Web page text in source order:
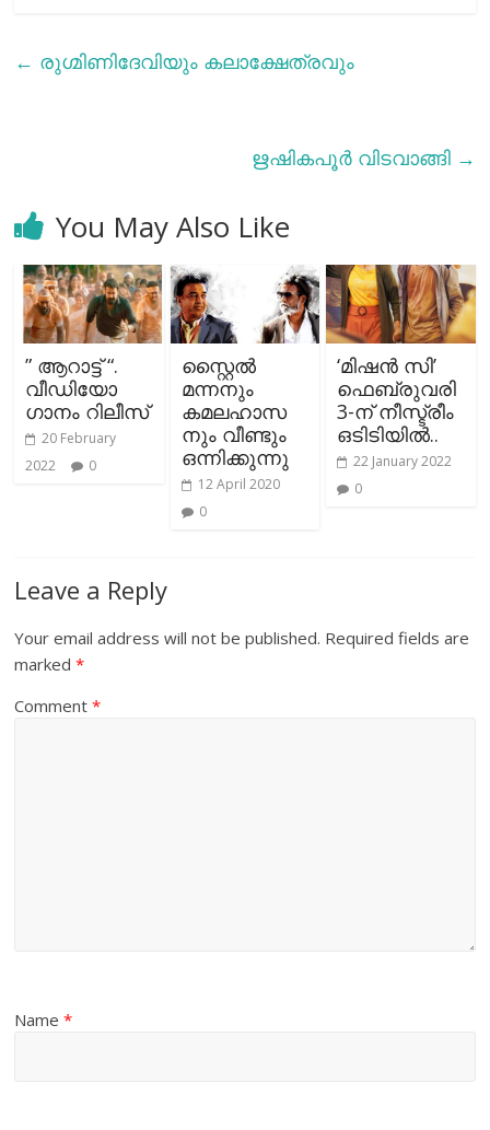
← രുഗ്മിണിദേവിയും കലാക്ഷേത്രവും
ഋഷികപൂര്‍ വിടവാങ്ങി →
You May Also Like
” ആറാട്ട് “.
വീഡിയോ
ഗാനം റിലീസ്
20 February
2022
0
സ്റ്റൈൽ
മന്നനും
കമലഹാസ
നും വീണ്ടും
ഒന്നിക്കുന്നു
12 April 2020
0
‘മിഷൻ സി’
ഫെബ്രുവരി
3-ന് നീസ്ട്രീം
ഒടിടിയിൽ..
22 January 2022
0
Leave a Reply
Your email address will not be published. Required fields are
marked*
Comment*
Name*